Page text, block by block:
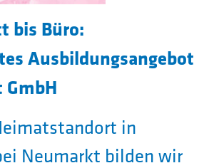
bis Büro:
Ausbildungsangebot
in
Neumarkt bilden wir